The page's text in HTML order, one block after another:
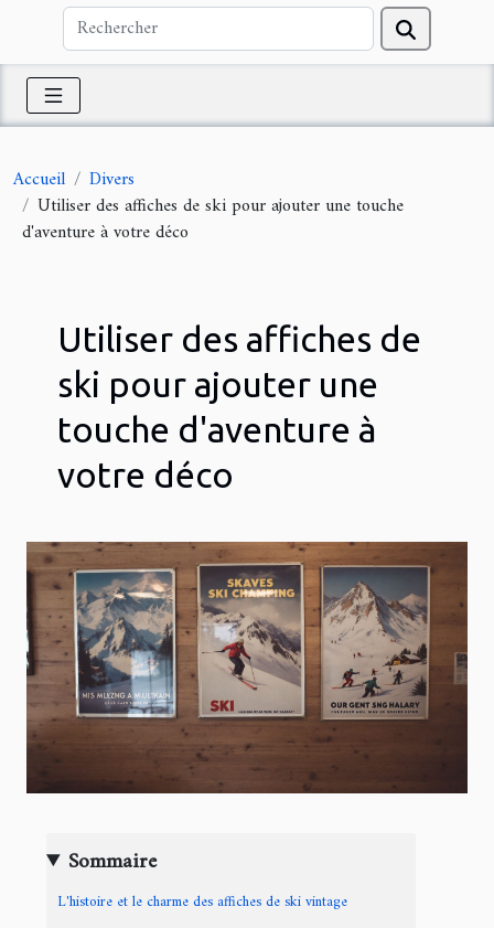
Accueil
Divers
Utiliser des affiches de ski pour ajouter une touche
d'aventure à votre déco
Utiliser des affiches de
ski pour ajouter une
touche d'aventure à
votre déco
Sommaire
L'histoire et le charme des affiches de ski vintage